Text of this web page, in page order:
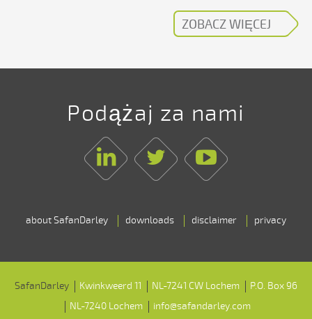
ZOBACZ WIĘCEJ
Podążaj za nami
LinkedinTwitterYoutube
about SafanDarley downloads disclaimer privacy
SafanDarley Kwinkweerd 11 NL-7241 CW Lochem
P.O. Box 96
NL-7240 Lochem
info@safandarley.com